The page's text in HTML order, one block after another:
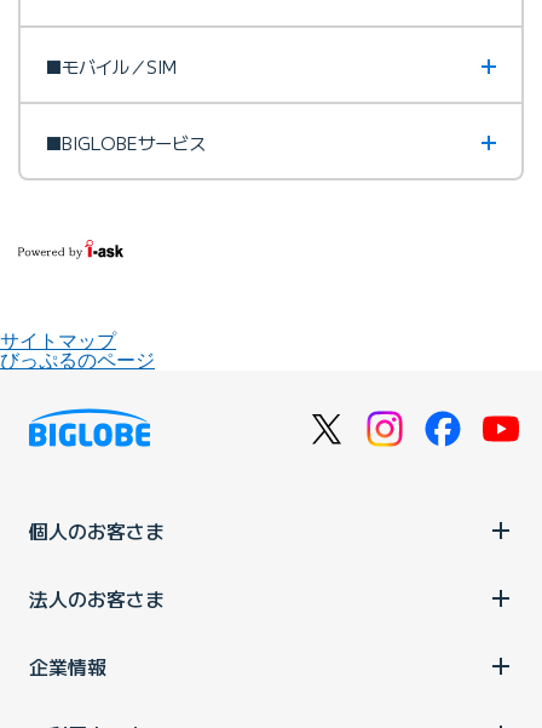
■モバイル／SIM
■BIGLOBEサービス
サイトマップ
びっぷるのページ
個人のお客さま
法人のお客さま
企業情報